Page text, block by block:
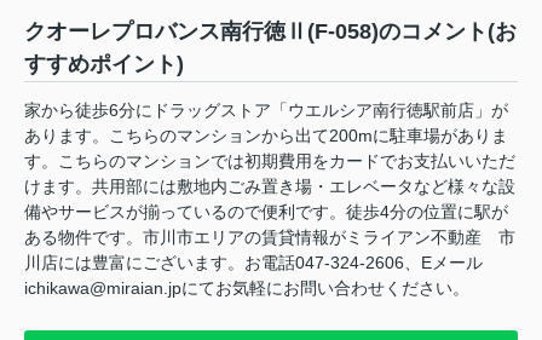
クオーレプロバンス南行徳Ⅱ(F-058)のコメント(お
すすめポイント)
家から徒歩6分にドラッグストア「ウエルシア南行徳駅前店」が
あります。こちらのマンションから出て200mに駐車場がありま
す。こちらのマンションでは初期費用をカードでお支払いいただ
けます。共用部には敷地内ごみ置き場・エレベータなど様々な設
備やサービスが揃っているので便利です。徒歩4分の位置に駅が
ある物件です。市川市エリアの賃貸情報がミライアン不動産 市
川店には豊富にございます。お電話047-324-2606、Eメール
ichikawa@miraian.jpにてお気軽にお問い合わせください。